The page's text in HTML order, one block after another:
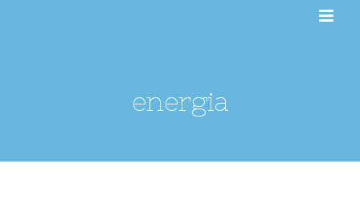
energia